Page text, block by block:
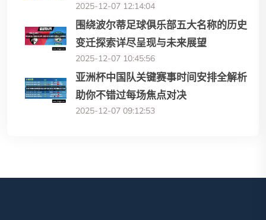
2025-12-07 12:14:04
围绕波尔蒂足球俱乐部五大名称的历史
变迁探索详尽呈现与未来展望
2025-12-07 10:45:56
亚洲杯中国队关键赛事时间安排全解析
助你不错过每场焦点对决
2025-12-07 09:12:53